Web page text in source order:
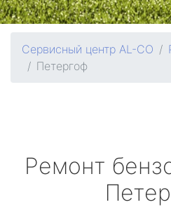
Сервисный центр AL-CO
Петергоф
Ремонт